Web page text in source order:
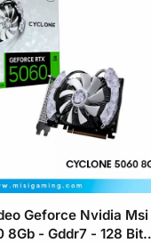
Geforce Nvidia Msi
8Gb - Gddr7 - 128 Bits